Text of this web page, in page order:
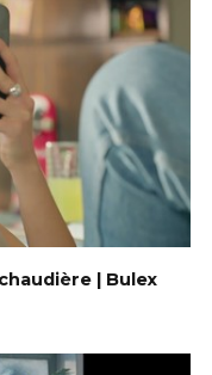
| Bulex